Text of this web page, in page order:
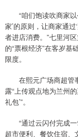
“咱们饱读吹商家
家’的原则，让商家通
者进店消费。”七里河
的“票根经济”在客岁基
限度。
在熙元广场商超管
露“上传观点地为兰州
礼包’”。
“通过云闪付完成
超市便利、餐饮住宿、